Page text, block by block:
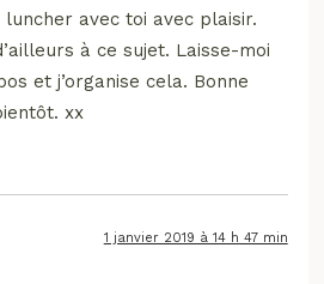
avec toi avec plaisir.
à ce sujet. Laisse-moi
et j’organise cela. Bonne
xx
1 janvier 2019 à 14 h 47 min